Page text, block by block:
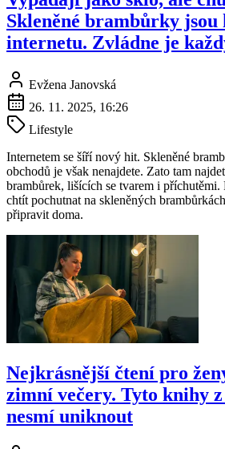
Skleněné brambůrky jsou
internetu. Zvládne je
Evžena Janovská
26. 11. 2025, 16:26
Lifestyle
Internetem se šíří nový hit. Skleněné
obchodů je však nenajdete. Zato tam
brambůrek, lišících se tvarem i příchutěmi.
chtít pochutnat na skleněných
připravit doma.
Nejkrásnější čtení pro
zimní večery. Tyto knihy
nesmí uniknout